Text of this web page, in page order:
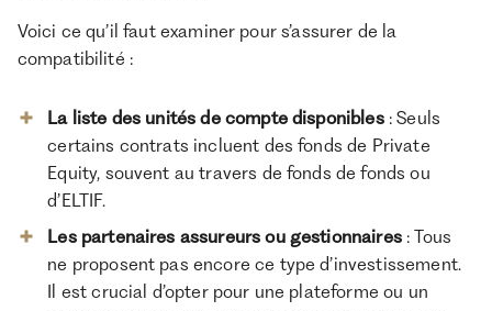
Voici ce qu’il faut examiner pour s’assurer de la
compatibilité :
La liste des unités de compte disponibles: Seuls
certains contrats incluent des fonds de Private
Equity, souvent au travers de fonds de fonds ou
d’ELTIF.
Les partenaires assureurs ou gestionnaires: Tous
ne proposent pas encore ce type d’investissement.
Il est crucial d’opter pour une plateforme ou un